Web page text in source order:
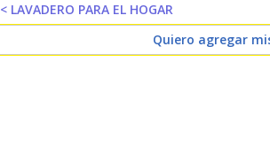
< LAVADERO PARA EL HOGAR
Quiero agregar